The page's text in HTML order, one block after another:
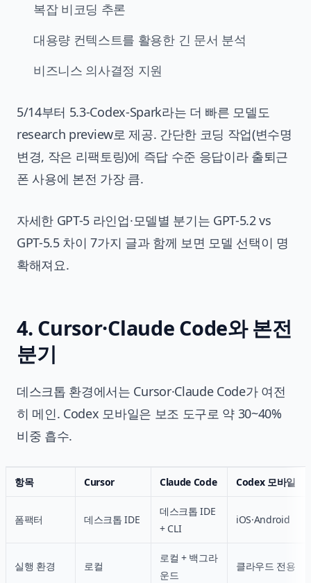
복잡 비코딩 추론
대용량 컨텍스트를 활용한 긴 문서 분석
비즈니스 의사결정 지원
5/14부터 5.3-Codex-Spark라는 더 빠른 모델도
research preview로 제공. 간단한 코딩 작업(변수명
변경, 작은 리팩토링)에 즉답 수준 응답이라 출퇴근
폰 사용에 본전 가장 큼.
자세한 GPT-5 라인업·모델별 분기는 GPT-5.2 vs
GPT-5.5 차이 7가지 글과 함께 보면 모델 선택이 명
확해져요.
4. Cursor·Claude Code와 본전
분기
데스크톱 환경에서는 Cursor·Claude Code가 여전
히 메인. Codex 모바일은 보조 도구로 약 30~40%
비중 흡수.
항목 Cursor Claude Code Codex 모바일
폼팩터 데스크톱 IDE
데스크톱 IDE
+ CLI
iOS·Android
실행 환경 로컬
로컬 + 백그라
운드
클라우드 전용